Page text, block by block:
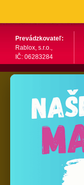
Prevádzkovateľ:
Rablox, s.r.o.,
IČ: 06283284